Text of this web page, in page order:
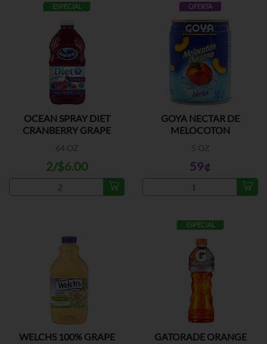
ESPECIAL
OCEAN SPRAY DIET
CRANBERRY GRAPE
64 OZ
2/$6.00
OFERTA
GOYA NECTAR DE
MELOCOTON
5 OZ
59¢
WELCHS 100% GRAPE
ESPECIAL
GATORADE ORANGE